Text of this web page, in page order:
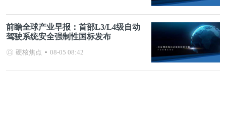
前瞻全球产业早报：首部L3/L4级自动
驾驶系统安全强制性国标发布
硬核焦点 08-05 08:42